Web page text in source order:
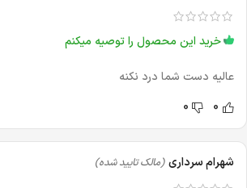
خرید این محصول را توصیه میکنم
عالیه دست شما درد نکنه
0
0
شهرام سرداری (مالک تایید شده)